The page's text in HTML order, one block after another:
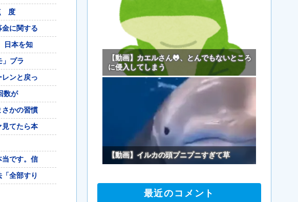
度
金に関する
日本を知
」プラ
ンと戻っ
数が
かの習慣
見てたら本
当です。信
全部すり
【動画】カエルさん🐸、とんでもないところ
に侵入してしまう
【動画】イルカの頭プニプニすぎて草
最近のコメント